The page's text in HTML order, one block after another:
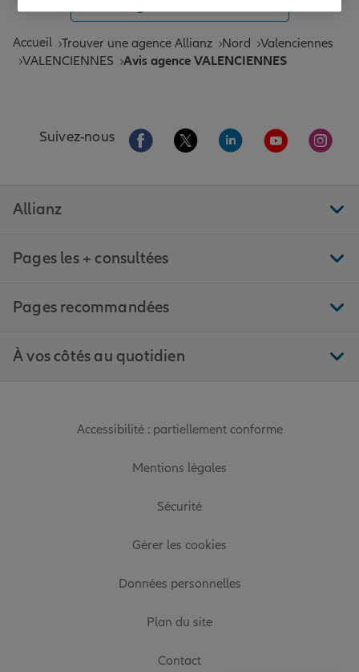
Accueil Trouver une agence Allianz Nord
Valenciennes
VALENCIENNES
Avis agence VALENCIENNES
Suivez-nous Aller sur la page Facebook de Allianz
Aller sur la page Twitter de
Aller sur la page
Aller sur la
Aller
Allianz
Pages les + consultées
Pages recommandées
À vos côtés au quotidien
Accessibilité : partiellement conforme
Mentions légales
Sécurité
Gérer les cookies
Données personnelles
Plan du site
Contact